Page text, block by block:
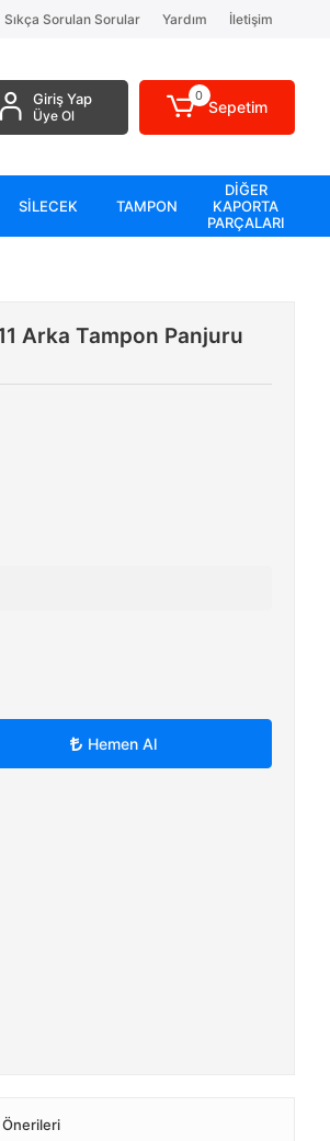
Sıkça Sorulan Sorular Yardım İletişim
Giriş Yap
Üye Ol
0
Sepetim
SİLECEK TAMPON
DİĞER
KAPORTA
PARÇALARI
Arka Tampon Panjuru
Hemen Al